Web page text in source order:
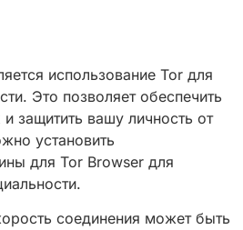
использование Tor для
Это позволяет обеспечить
защитить вашу личность от
установить
для Tor Browser для
соединения может быть